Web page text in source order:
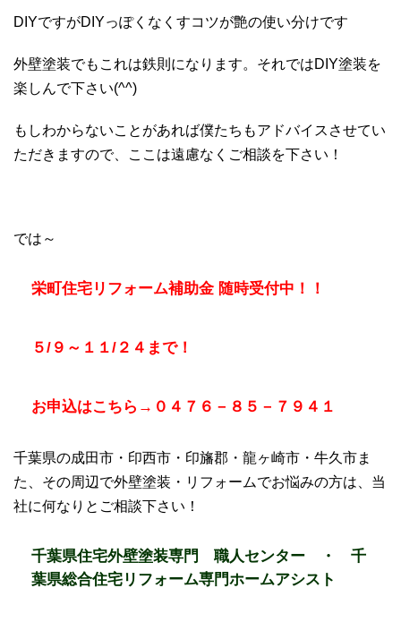
DIYですがDIYっぽくなくすコツが艶の使い分けです
外壁塗装でもこれは鉄則になります。それではDIY塗装を
楽しんで下さい(^^)
もしわからないことがあれば僕たちもアドバイスさせてい
ただきますので、ここは遠慮なくご相談を下さい！
では～
栄町住宅リフォーム補助金 随時受付中！！
５/９～１１/２４まで！
お申込はこちら→０４７６－８５－７９４１
千葉県の成田市・印西市・印旛郡・龍ヶ崎市・牛久市ま
た、その周辺で外壁塗装・リフォームでお悩みの方は、当
社に何なりとご相談下さい！
千葉県住宅外壁塗装専門 職人センター ・ 千
葉県総合住宅リフォーム専門ホームアシスト